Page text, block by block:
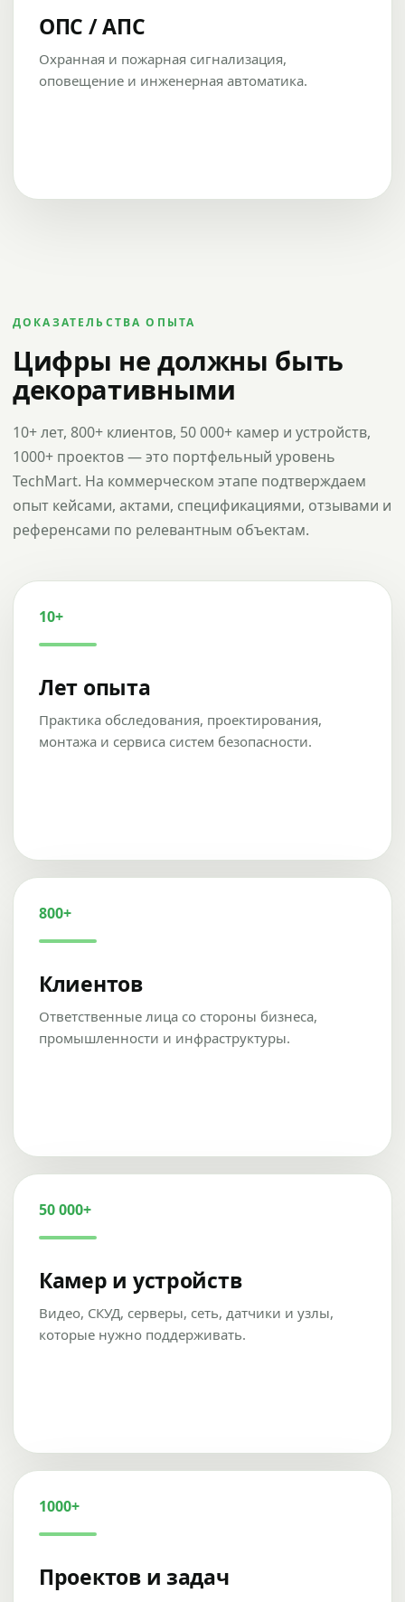
ОПС / АПС
Охранная и пожарная сигнализация,
оповещение и инженерная автоматика.
ДОКАЗАТЕЛЬСТВА ОПЫТА
Цифры не должны быть
декоративными
10+ лет, 800+ клиентов, 50 000+ камер и устройств,
1000+ проектов — это портфельный уровень
TechMart. На коммерческом этапе подтверждаем
опыт кейсами, актами, спецификациями, отзывами и
референсами по релевантным объектам.
10+
Лет опыта
Практика обследования, проектирования,
монтажа и сервиса систем безопасности.
800+
Клиентов
Ответственные лица со стороны бизнеса,
промышленности и инфраструктуры.
50 000+
Камер и устройств
Видео, СКУД, серверы, сеть, датчики и узлы,
которые нужно поддерживать.
1000+
Проектов и задач